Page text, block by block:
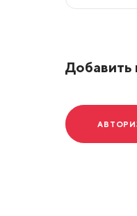
Добавить